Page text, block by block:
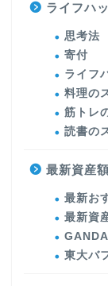
ライフハ
思考法
寄付
ライフ
料理の
筋トレ
読書の
最新資産
最新お
最新資
東大バ